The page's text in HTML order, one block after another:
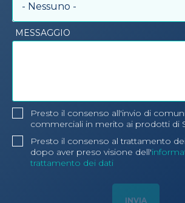
- Nessuno -
MESSAGGIO
Presto il consenso all'invio di
commerciali in merito ai prodotti di
Presto il consenso al trattamento
dopo aver preso visione dell'
trattamento dei dati